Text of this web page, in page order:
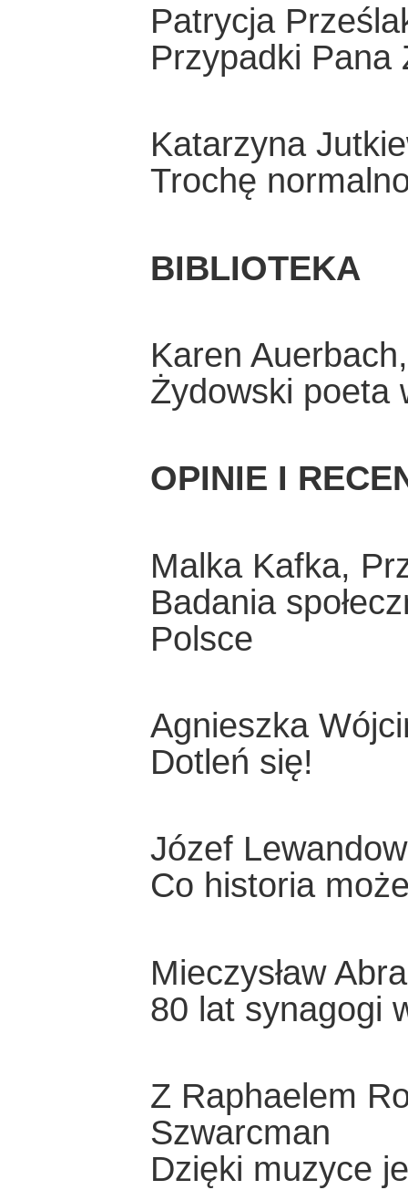
Patrycja
Przypadki Pana
Katarzyna
Trochę
BIBLIOTEKA
Karen
Żydowski poeta
OPINIE I
Malka Kafka,
Badania
Polsce
Agnieszka
Dotleń się!
Józef
Co historia
Mieczysław
80 lat synagogi
Z Raphaelem
Szwarcman
Dzięki muzyce